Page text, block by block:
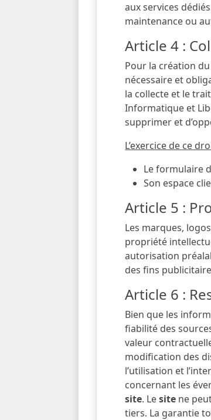
aux services
maintenance ou
Article 4 :
Pour la création
nécessaire et
la collecte et le
Informatique et
supprimer et
L’exercice de ce
Le formulaire
Son espace
Article 5 :
Les marques,
propriété
autorisation
des fins
Article 6 :
Bien que les
fiabilité des
valeur
modification des
l’utilisation et
concernant les
site. Lesite ne
tiers. La garantie